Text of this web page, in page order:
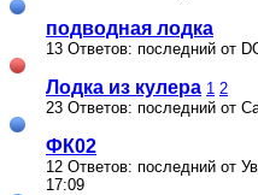
подводная лодка
13 Ответов: последний от
Лодка из кулера 1 2
23 Ответов: последний от
ФК02
12 Ответов: последний от
17:09